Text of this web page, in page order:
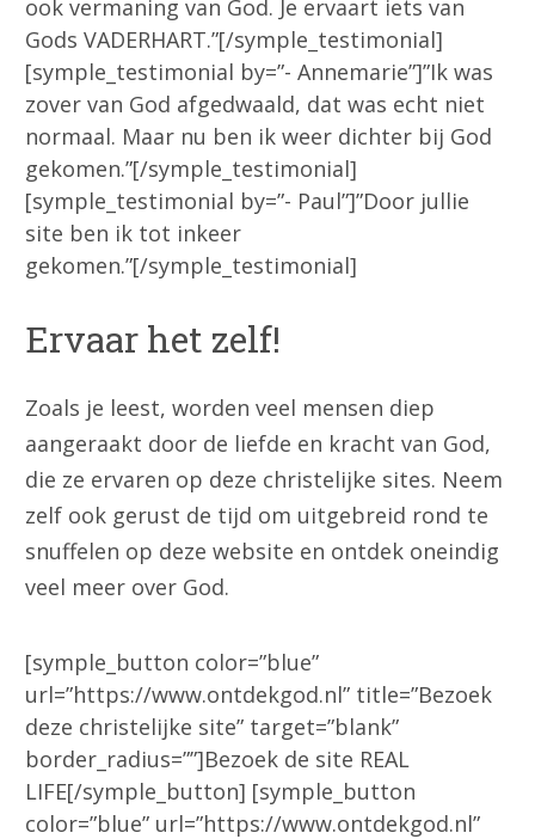
ook vermaning van God. Je ervaart iets van
Gods VADERHART.”[/symple_testimonial]
[symple_testimonial by=”- Annemarie”]”Ik was
zover van God afgedwaald, dat was echt niet
normaal. Maar nu ben ik weer dichter bij God
gekomen.”[/symple_testimonial]
[symple_testimonial by=”- Paul”]”Door jullie
site ben ik tot inkeer
gekomen.”[/symple_testimonial]
Ervaar het zelf!
Zoals je leest, worden veel mensen diep
aangeraakt door de liefde en kracht van God,
die ze ervaren op deze christelijke sites. Neem
zelf ook gerust de tijd om uitgebreid rond te
snuffelen op deze website en ontdek oneindig
veel meer over God.
[symple_button color=”blue”
url=”https://www.ontdekgod.nl” title=”Bezoek
deze christelijke site” target=”blank”
border_radius=””]Bezoek de site REAL
LIFE[/symple_button] [symple_button
color=”blue” url=”https://www.ontdekgod.nl”